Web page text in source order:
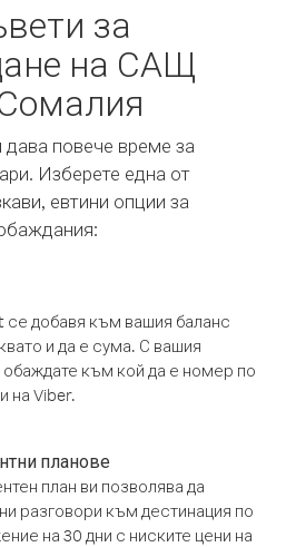
за
на САЩ
повече време за
Изберете една от
евтини опции за
се добавя към вашия баланс
и да е сума. С вашия
към кой да е номер по
на Viber.
планове
план ви позволява да
разговори към дестинация по
на 30 дни с ниските цени на